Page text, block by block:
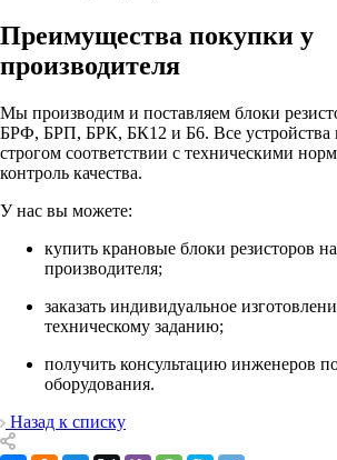
Преимущества покупки у
производителя
Мы производим и поставляем блоки
БРФ, БРП, БРК, БК12 и Б6. Все устройства
строгом соответствии с техническими
контроль качества.
У нас вы можете:
купить крановые блоки резисторов
производителя;
заказать индивидуальное
техническому заданию;
получить консультацию инженеров
оборудования.
Назад к списку